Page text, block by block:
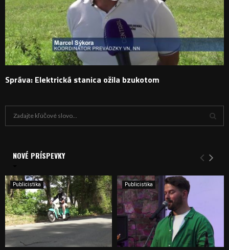
Správa: Elektrická stanica ožila bzukotom
i
e
:
Y
H
D
NOVÉ PRÍSPEVKY
Publicistika Publicistika